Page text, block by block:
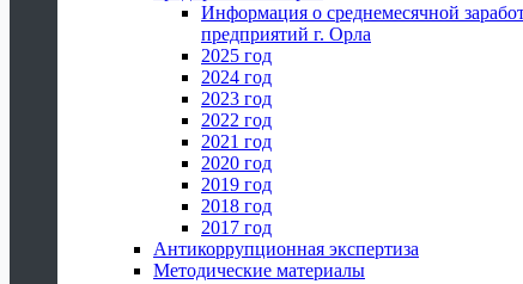
Информация о среднемесячной
предприятий г. Орла
2025 год
2024 год
2023 год
2022 год
2021 год
2020 год
2019 год
2018 год
2017 год
Антикоррупционная экспертиза
Методические материалы